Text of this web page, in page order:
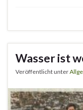
Wasser ist
Veröffentlicht unter